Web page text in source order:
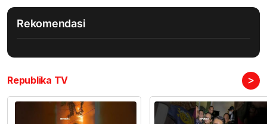
Rekomendasi
Republika TV >